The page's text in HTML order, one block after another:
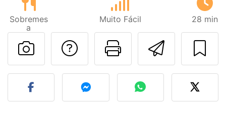
Sobremes
a
Muito Fácil 28 min
Imprima
Falar com o autor
Fez esta receita?